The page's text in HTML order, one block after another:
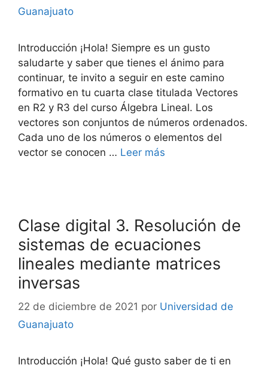
Guanajuato
Introducción ¡Hola! Siempre es un gusto
saludarte y saber que tienes el ánimo para
continuar, te invito a seguir en este camino
formativo en tu cuarta clase titulada Vectores
en R2 y R3 del curso Álgebra Lineal. Los
vectores son conjuntos de números ordenados.
Cada uno de los números o elementos del
vector se conocen … Leer más
Clase digital 3. Resolución de
sistemas de ecuaciones
lineales mediante matrices
inversas
22 de diciembre de 2021 por Universidad de
Guanajuato
Introducción ¡Hola! Qué gusto saber de ti en